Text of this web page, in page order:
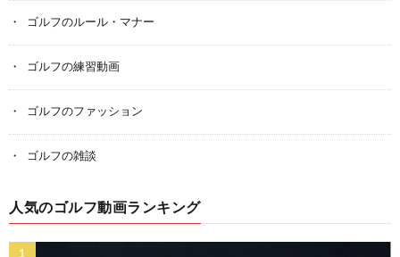
ゴルフのルール・マナー
ゴルフの練習動画
ゴルフのファッション
ゴルフの雑談
人気のゴルフ動画ランキング